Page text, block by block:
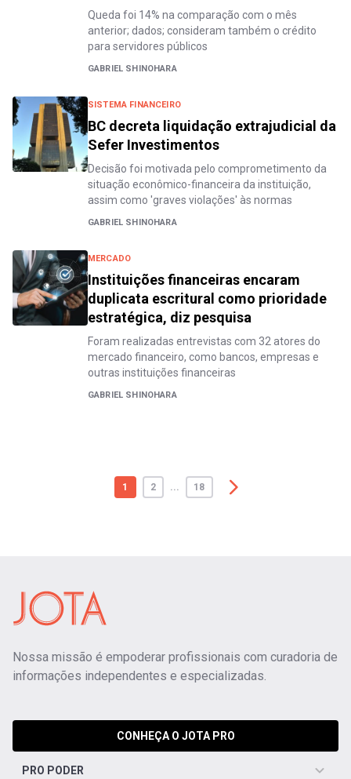
Queda foi 14% na comparação com o mês
anterior; dados; consideram também o crédito
para servidores públicos
GABRIEL SHINOHARA
SISTEMA FINANCEIRO
BC decreta liquidação extrajudicial da
Sefer Investimentos
Decisão foi motivada pelo comprometimento da
situação econômico-financeira da instituição,
assim como 'graves violações' às normas
GABRIEL SHINOHARA
MERCADO
Instituições financeiras encaram
duplicata escritural como prioridade
estratégica, diz pesquisa
Foram realizadas entrevistas com 32 atores do
mercado financeiro, como bancos, empresas e
outras instituições financeiras
GABRIEL SHINOHARA
1 2 ... 18
Nossa missão é empoderar profissionais com curadoria de
informações independentes e especializadas.
CONHEÇA O JOTA PRO
PRO PODER